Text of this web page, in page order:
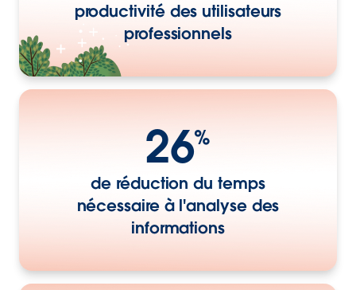
productivité des utilisateurs
professionnels
26%
de réduction du temps
nécessaire à l'analyse des
informations